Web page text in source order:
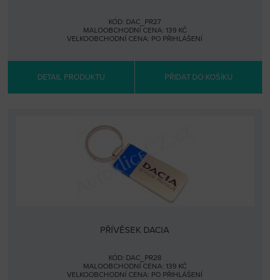
KÓD: DAC_PR27
MALOOBCHODNÍ CENA: 139 KČ
VELKOOBCHODNÍ CENA: PO PŘIHLÁŠENÍ
DETAIL PRODUKTU PŘIDAT DO KOŠÍKU
PŘÍVĚSEK DACIA
KÓD: DAC_PR28
MALOOBCHODNÍ CENA: 139 KČ
VELKOOBCHODNÍ CENA: PO PŘIHLÁŠENÍ